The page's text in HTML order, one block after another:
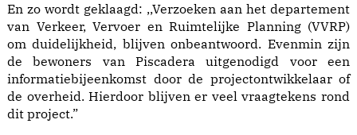
En zo wordt geklaagd: ,,Verzoeken aan het departement
van Verkeer, Vervoer en Ruimtelijke Planning (VVRP)
om duidelijkheid, blijven onbeantwoord. Evenmin zijn
de bewoners van Piscadera uitgenodigd voor een
informatiebijeenkomst door de projectontwikkelaar of
de overheid. Hierdoor blijven er veel vraagtekens rond
dit project.”